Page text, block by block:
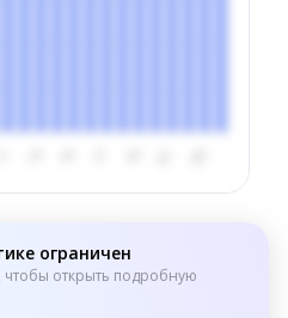
ограничен
чтобы открыть подробную